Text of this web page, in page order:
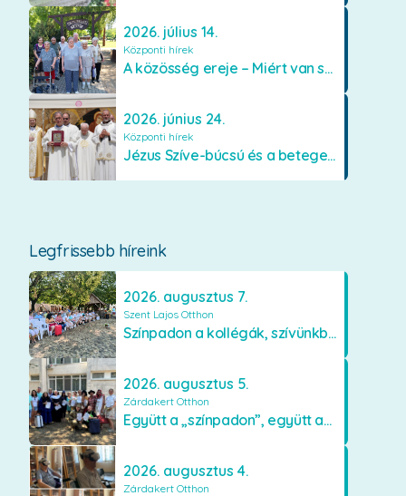
2026. július 14.
Központi hírek
A közösség ereje – Miért van szükségünk egymásra?
2026. június 24.
Központi hírek
Jézus Szíve-búcsú és a betegek kenetének közösségi kiszolgáltatása Mátraverebély-Szentkúton
Legfrissebb híreink
2026. augusztus 7.
Szent Lajos Otthon
Színpadon a kollégák, szívünkben a lakók
2026. augusztus 5.
Zárdakert Otthon
Együtt a „színpadon”, együtt az élményekért 🎭✨
2026. augusztus 4.
Zárdakert Otthon